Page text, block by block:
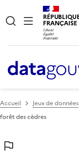
FRANÇAISE
Accueil Jeux de données
forêt des cèdres